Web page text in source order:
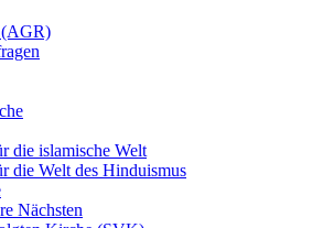
(AGR)
die islamische Welt
die Welt des Hinduismus
Nächsten